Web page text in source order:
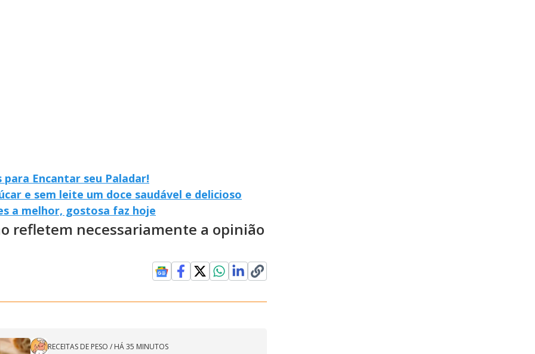
para Encantar seu Paladar!
e sem leite um doce saudável e delicioso
a melhor, gostosa faz hoje
refletem necessariamente a opinião
RECEITAS DE PESO / HÁ 35 MINUTOS